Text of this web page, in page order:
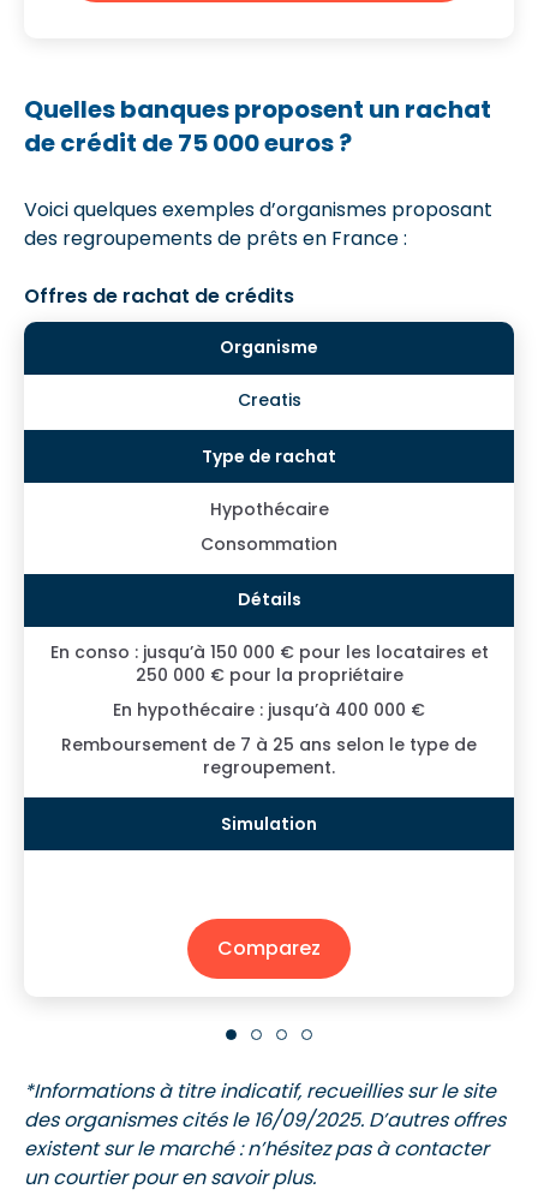
Quelles banques proposent un rachat
de crédit de 75 000 euros ?
Voici quelques exemples d’organismes proposant
des regroupements de prêts en France :
Offres de rachat de crédits
Creatis
Hypothécaire
Consommation
En conso : jusqu’à 150 000 € pour les locataires et
250 000 € pour la propriétaire
En hypothécaire : jusqu’à 400 000 €
Remboursement de 7 à 25 ans selon le type de
regroupement.
Comparez
*Informations à titre indicatif, recueillies sur le site
des organismes cités le 16/09/2025. D’autres offres
existent sur le marché : n’hésitez pas à contacter
un courtier pour en savoir plus.